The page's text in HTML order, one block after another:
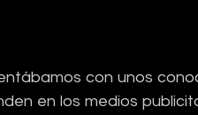
con unos
en los medios